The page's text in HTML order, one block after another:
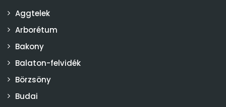
Aggtelek
Arborétum
Bakony
Balaton-felvidék
Börzsöny
Budai